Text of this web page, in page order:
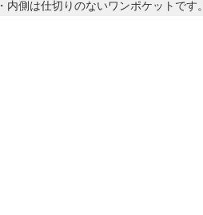
・内側は仕切りのないワンポケットです。